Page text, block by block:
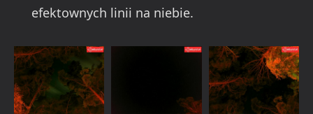
efektownych linii na niebie.